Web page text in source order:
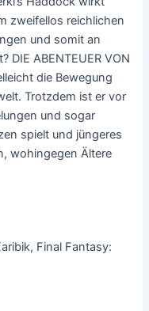
zweifellos reichlichen
und somit an
DIE ABENTEUER VON
die Bewegung
Trotzdem ist er vor
und sogar
spielt und jüngeres
wohingegen Ältere
Final Fantasy: